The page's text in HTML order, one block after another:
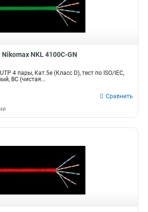
Nikomax NKL 4100C-GN
4 пары, Кат.5e (Класс D), тест по ISO/IEC,
BC (чистая...
Сравнить